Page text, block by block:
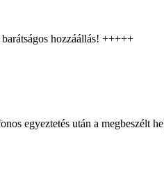
hozzáállás! +++++
egyeztetés után a megbeszélt